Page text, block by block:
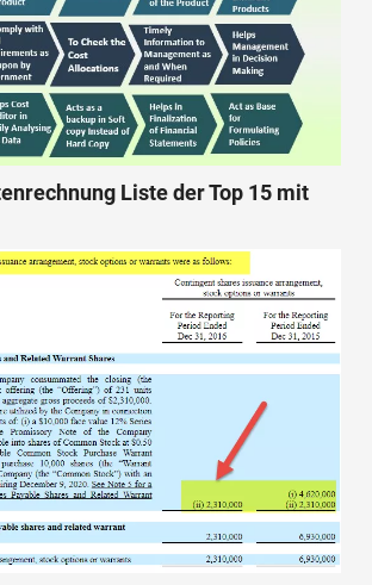
Liste der Top 15 mit